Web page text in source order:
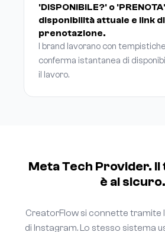
'DISPONIBILE?' o
disponibilità attuale e link di
prenotazione.
I brand lavorano con
conferma istantanea di
il lavoro.
Meta Tech Provider.
è al sicuro.
CreatorFlow si connette tramite
di Instagram. Lo stesso sistema